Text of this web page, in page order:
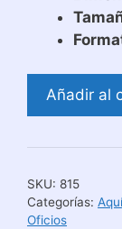
Plantilla
Toma
Mejor
Frutero
Añadir al
SKU: 815
Categorías:
Oficios